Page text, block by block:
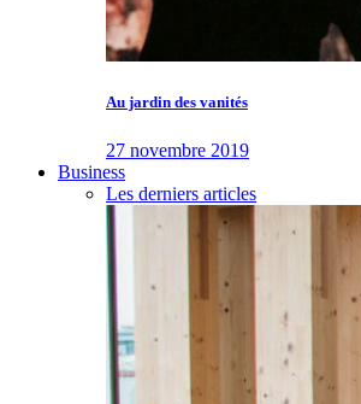
Au jardin des vanités
27 novembre 2019
Business
Les derniers articles